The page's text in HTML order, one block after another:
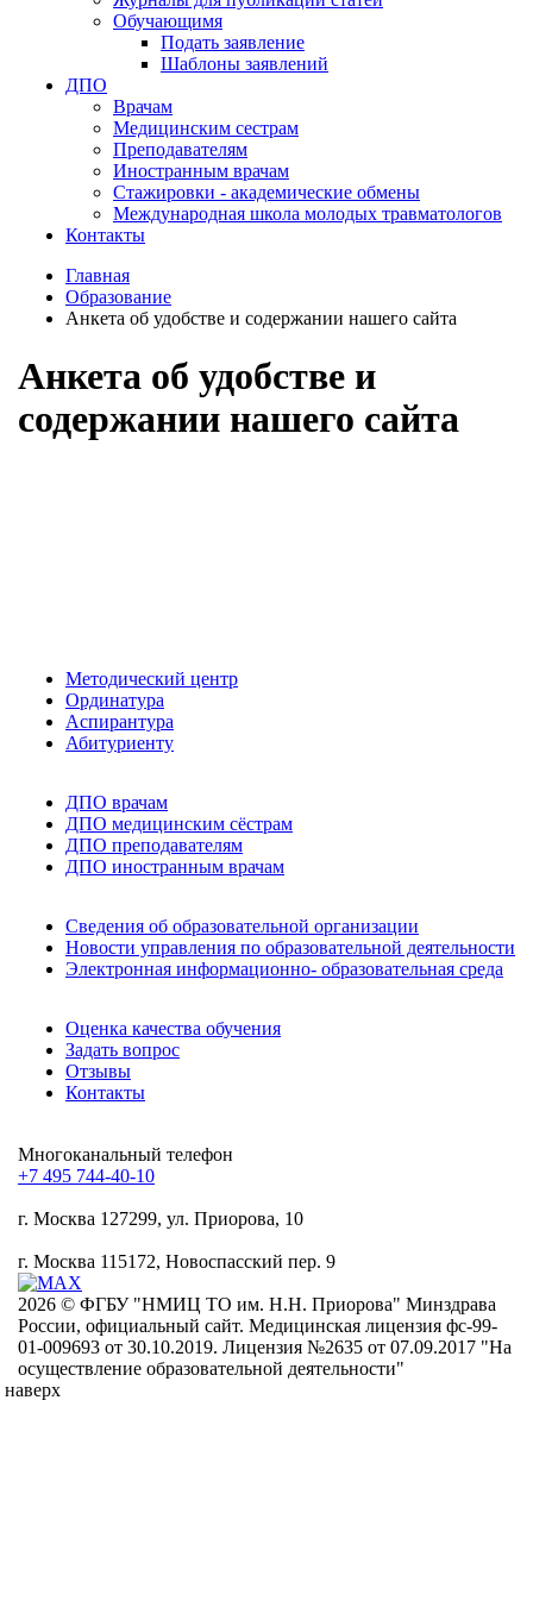
Обучающимя
Подать заявление
Шаблоны заявлений
ДПО
Врачам
Медицинским сестрам
Преподавателям
Иностранным врачам
Стажировки - академические обмены
Международная школа молодых травматологов
Контакты
Главная
Образование
Анкета об удобстве и содержании нашего сайта
Анкета об удобстве и
содержании нашего сайта
Методический центр
Ординатура
Аспирантура
Абитуриенту
ДПО врачам
ДПО медицинским сёстрам
ДПО преподавателям
ДПО иностранным врачам
Сведения об образовательной организации
Новости управления по образовательной деятельности
Электронная информационно- образовательная среда
Оценка качества обучения
Задать вопрос
Отзывы
Контакты
Mногоканальный телефон
+7 495 744-40-10
г. Москва 127299, ул. Приорова, 10
г. Москва 115172, Новоспасский пер. 9
2026 © ФГБУ "НМИЦ ТО им. Н.Н. Приорова" Минздрава
России, официальный сайт. Медицинская лицензия фс-99-
01-009693 от 30.10.2019. Лицензия №2635 от 07.09.2017 "На
осуществление образовательной деятельности"
наверх